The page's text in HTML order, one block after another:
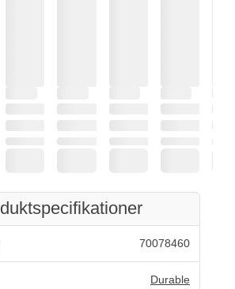
70078460
Durable